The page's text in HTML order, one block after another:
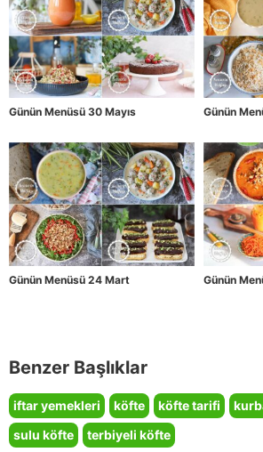
Günün Menüsü 30 Mayıs Günün
Günün Menüsü 24 Mart Günün
Benzer Başlıklar
iftar yemekleri köfte köfte tarifi
sulu köfte
terbiyeli köfte